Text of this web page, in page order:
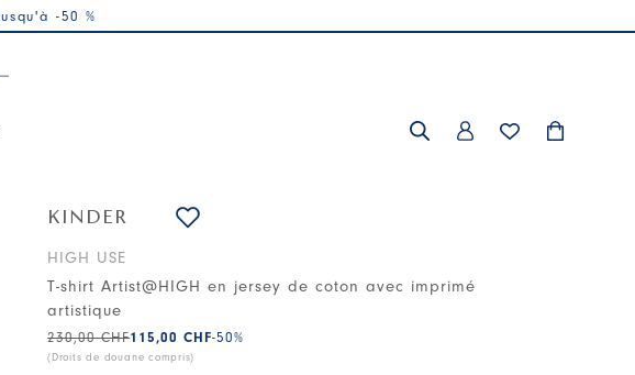
-50 %
KINDER
HIGH USE
T-shirt Artist@HIGH en jersey de coton avec imprimé
artistique
115,00 CHF
230,00 CHF -50%
(Droits de douane compris)